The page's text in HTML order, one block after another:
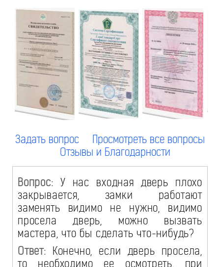
Задать вопрос
Просмотреть все вопросы
Отзывы и Благодарности
Вопрос: У нас входная дверь плохо
закрывается, замки работают
заменять видимо не нужно, видимо
просела дверь, можно вызвать
мастера, что бы сделать что-нибудь?
Ответ: Конечно, если дверь просела,
то необходимо ее осмотреть, при